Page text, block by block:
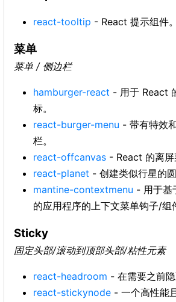
react-tooltip - React 提示组件。
菜单
菜单 / 侧边栏
hamburger-react - 用于 React
标。
react-burger-menu - 带有特效
栏。
react-offcanvas - React 的离屏
react-planet - 创建类似行星的圆
mantine-contextmenu - 用于基
的应用程序的上下文菜单钩子/组
Sticky
固定头部/滚动到顶部头部/粘性元素
react-headroom - 在需要之前隐
react-stickynode - 一个高性能